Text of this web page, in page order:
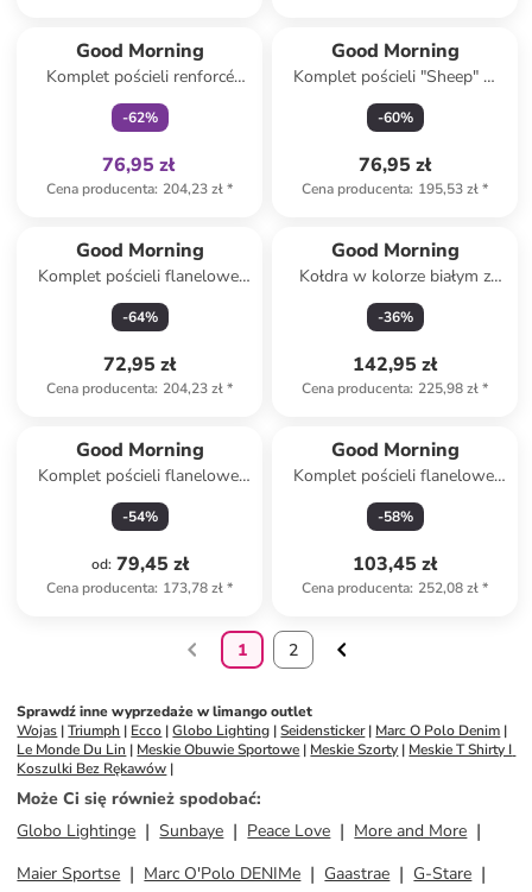
Good Morning
Komplet pościeli renforcé
"Tiger" w kolorze żółto-
jasnobrązowym
-62%
76,95 zł
Cena producenta: 204,23 zł*
Good Morning
Komplet pościeli "Sheep" w
kolorze granatowym
-60%
76,95 zł
Cena producenta: 195,53 zł*
Good Morning
Komplet pościeli flanelowej
"Polar" ze wzorem
-64%
72,95 zł
Cena producenta: 204,23 zł*
Good Morning
Kołdra w kolorze białym z
mikrofibry
-36%
142,95 zł
Cena producenta: 225,98 zł*
Good Morning
Komplet pościeli flanelowej
"Chevy" w kolorze
jasnobrązowo-beżowym
-54%
od: 79,45 zł
Cena producenta: 173,78 zł*
Good Morning
Komplet pościeli flanelowej
"Wolfie" w kolorze szarym
-58%
103,45 zł
Cena producenta: 252,08 zł*
1 2
Sprawdź inne wyprzedaże w limango outlet
Wojas | Triumph | Ecco | Globo Lighting | Seidensticker | Marc O Polo Denim
Le Monde Du Lin | Meskie Obuwie Sportowe | Meskie Szorty | Meskie T Shirty I
Koszulki Bez Rękawów |
Może Ci się również spodobać:
Globo Lightinge
Sunbaye Peace Love
More and More
Maier Sportse
Marc O'Polo DENIMe Gaastrae
G-Stare